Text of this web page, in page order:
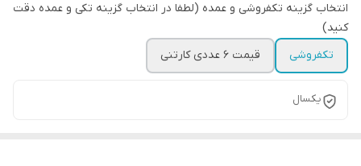
انتخاب گزینه تکفروشی و عمده (لطفا در انتخاب گزینه تکی و عمده دقت
کنید)
تکفروشی
قیمت ۶ عددی کارتنی
یکسال